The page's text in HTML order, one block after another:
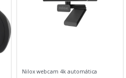
Nilox webcam 4k automática